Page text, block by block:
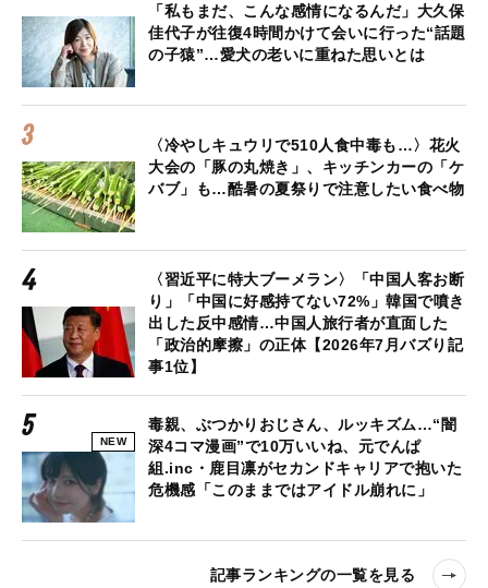
「私もまだ、こんな感情になるんだ」大久保
佳代子が往復4時間かけて会いに行った“話題
の子猿”…愛犬の老いに重ねた思いとは
〈冷やしキュウリで510人食中毒も…〉花火
大会の「豚の丸焼き」、キッチンカーの「ケ
バブ」も…酷暑の夏祭りで注意したい食べ物
〈習近平に特大ブーメラン〉「中国人客お断
り」「中国に好感持てない72%」韓国で噴き
出した反中感情…中国人旅行者が直面した
「政治的摩擦」の正体【2026年7月バズり記
事1位】
NEW
毒親、ぶつかりおじさん、ルッキズム…“闇
深4コマ漫画”で10万いいね、元でんぱ
組.inc・鹿目凛がセカンドキャリアで抱いた
危機感「このままではアイドル崩れに」
記事ランキングの一覧を見る